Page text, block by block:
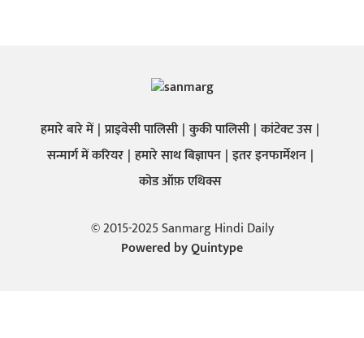
हमारे बारे में प्राइवेसी पालिसी कुकी पालिसी कांटेक्ट उस
सन्मार्ग में करियर हमारे साथ बिज्ञापन इतर इनफार्मेशन
कोड ऑफ़ एथिक्स
© 2015-2025 Sanmarg Hindi Daily
Powered byQuintype